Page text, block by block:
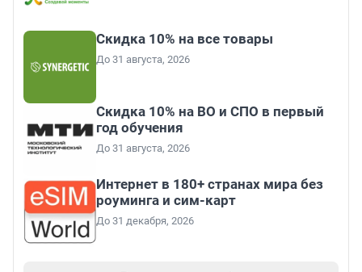
Скидка 10% на все товары
До 31 августа, 2026
Скидка 10% на ВО и СПО в первый
год обучения
До 31 августа, 2026
Интернет в 180+ странах мира без
роуминга и сим-карт
До 31 декабря, 2026